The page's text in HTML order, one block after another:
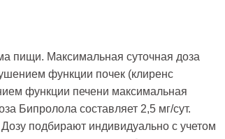
пищи. Максимальная суточная доза
функции почек (клиренс
функции печени максимальная
Бипролола составляет 2,5 мг/сут.
подбирают индивидуально с учетом